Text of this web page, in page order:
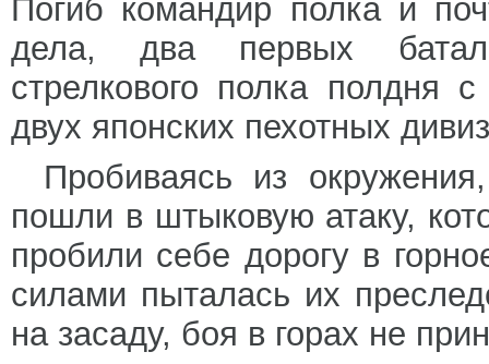
Погиб командир полка и
дела, два первых
стрелкового полка полдня
двух японских пехотных
Пробиваясь из
пошли в штыковую атаку,
пробили себе дорогу в
силами пыталась их
на засаду, боя в горах не